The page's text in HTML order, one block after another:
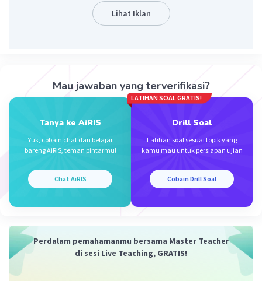
Lihat Iklan
Mau jawaban yang terverifikasi?
Tanya ke AiRIS
Yuk, cobain chat dan belajar
bareng AiRIS, teman pintarmu!
Chat AiRIS
LATIHAN SOAL GRATIS!
Drill Soal
Latihan soal sesuai topik yang
kamu mau untuk persiapan ujian
Cobain Drill Soal
Perdalam pemahamanmu bersama Master Teacher
di sesi Live Teaching, GRATIS!